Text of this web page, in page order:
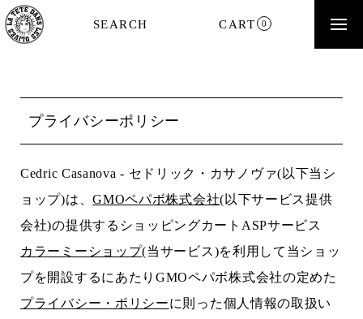
SEARCH CART 0
プライバシーポリシー
Cedric Casanova - セドリック・カサノヴァ(以下当シ
ョップ)は、GMOペパボ株式会社(以下サービス提供
会社)の提供するショッピングカートASPサービス
カラーミーショップ(当サービス)を利用して当ショッ
プを開設するにあたりGMOペパボ株式会社の定めた
プライバシー・ポリシーに則った個人情報の取扱い